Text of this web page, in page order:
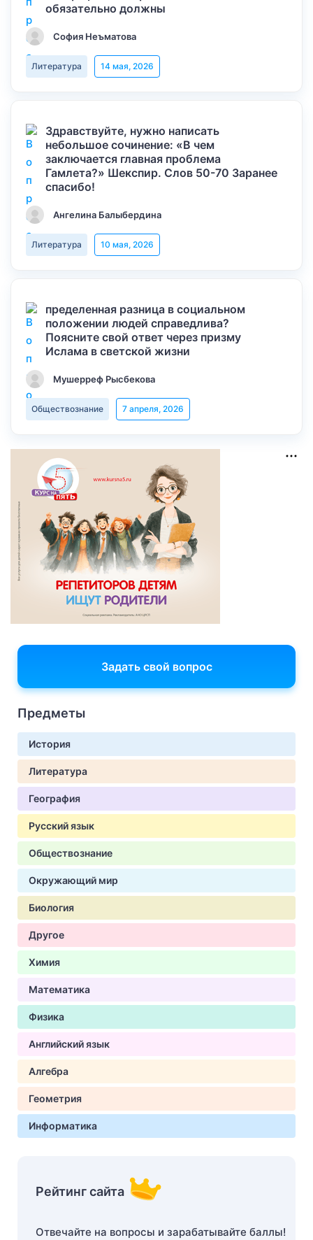
обязательно должны
София Неъматова
Литература 14 мая, 2026
Здравствуйте, нужно написать
небольшое сочинение: «В чем
заключается главная проблема
Гамлета?» Шекспир. Слов 50-70 Заранее
спасибо!
Ангелина Балыбердина
Литература 10 мая, 2026
пределенная разница в социальном
положении людей справедлива?
Поясните свой ответ через призму
Ислама в светской жизни
Мушерреф Рысбекова
Обществознание 7 апреля, 2026
Задать свой вопрос
Предметы
История
Литература
География
Русский язык
Обществознание
Окружающий мир
Биология
Другое
Химия
Математика
Физика
Английский язык
Алгебра
Геометрия
Информатика
Рейтинг сайта
Отвечайте на вопросы и зарабатывайте баллы!